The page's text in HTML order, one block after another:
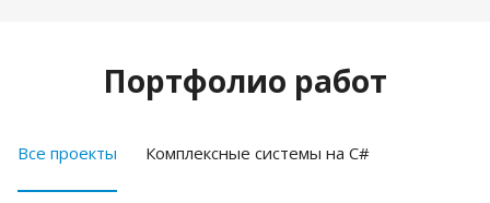
Портфолио работ
Все проекты Комплексные системы на C#